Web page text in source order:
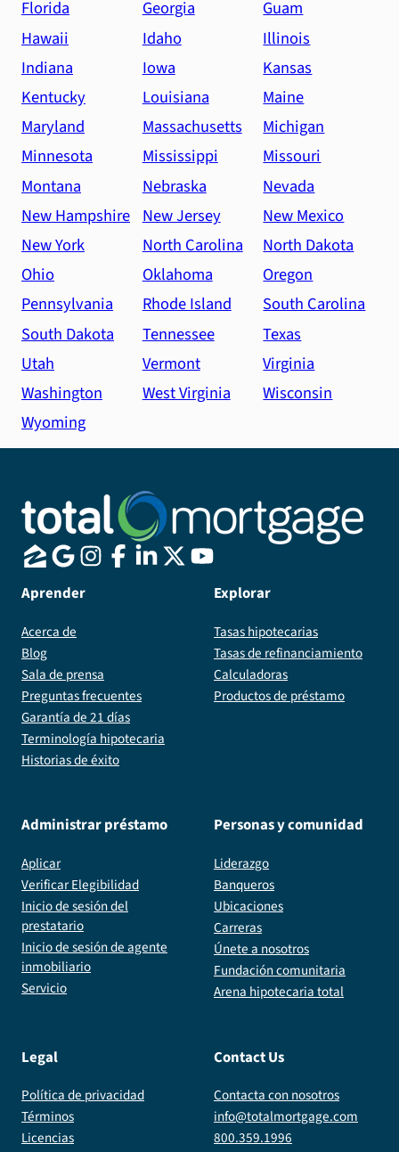
Florida
Georgia
Guam
Hawaii
Idaho
Illinois
Indiana
Iowa
Kansas
Kentucky
Louisiana
Maine
Maryland
Massachusetts
Michigan
Minnesota
Mississippi
Missouri
Montana
Nebraska
Nevada
New Hampshire New Jersey
New Mexico
New York
North Carolina
North Dakota
Ohio
Oklahoma
Oregon
Pennsylvania
Rhode Island
South Carolina
South Dakota
Tennessee
Texas
Utah
Vermont
Virginia
Washington
West Virginia
Wisconsin
Wyoming
Aprender
Acerca de
Blog
Sala de prensa
Preguntas frecuentes
Garantía de 21 días
Terminología hipotecaria
Historias de éxito
Explorar
Tasas hipotecarias
Tasas de refinanciamiento
Calculadoras
Productos de préstamo
Administrar préstamo
Aplicar
Verificar Elegibilidad
Inicio de sesión del
prestatario
Inicio de sesión de agente
inmobiliario
Servicio
Personas y comunidad
Liderazgo
Banqueros
Ubicaciones
Carreras
Únete a nosotros
Fundación comunitaria
Arena hipotecaria total
Legal
Política de privacidad
Términos
Licencias
Contact Us
Contacta con nosotros
info@totalmortgage.com
800.359.1996